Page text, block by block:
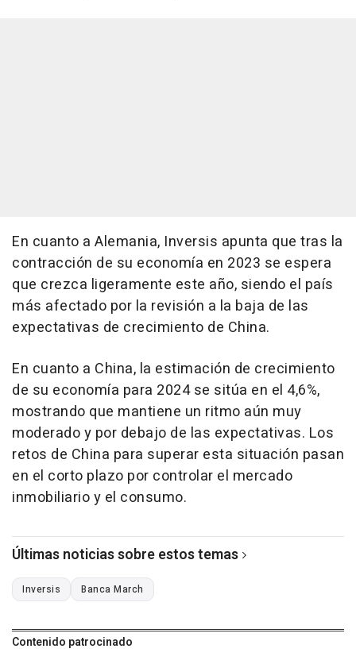
En cuanto a Alemania, Inversis apunta que tras la
contracción de su economía en 2023 se espera
que crezca ligeramente este año, siendo el país
más afectado por la revisión a la baja de las
expectativas de crecimiento de China.
En cuanto a China, la estimación de crecimiento
de su economía para 2024 se sitúa en el 4,6%,
mostrando que mantiene un ritmo aún muy
moderado y por debajo de las expectativas. Los
retos de China para superar esta situación pasan
en el corto plazo por controlar el mercado
inmobiliario y el consumo.
Últimas noticias sobre estos temas
Inversis Banca March
Contenido patrocinado